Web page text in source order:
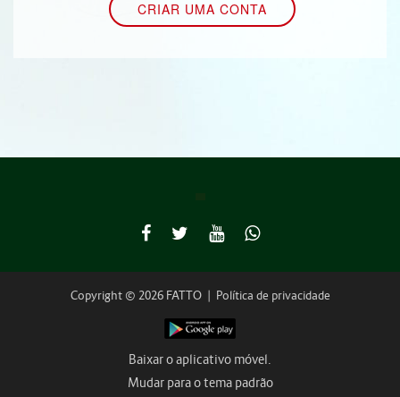
Copyright © 2026 FATTO | Política de privacidade
Baixar o aplicativo móvel.
Mudar para o tema padrão